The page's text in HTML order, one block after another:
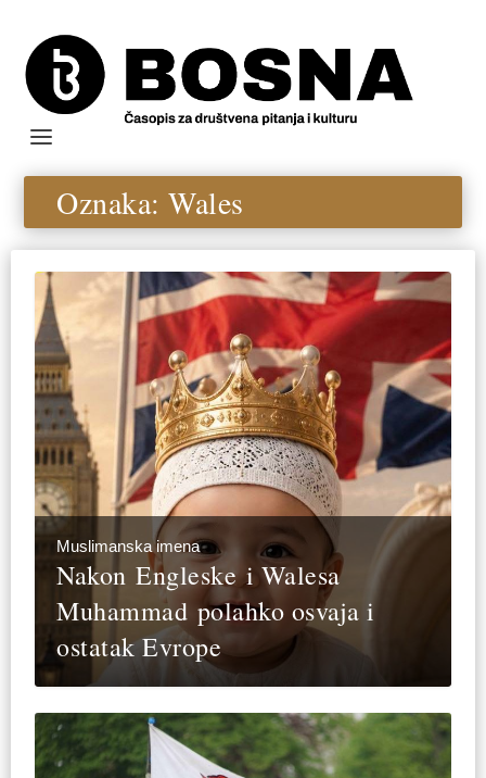
Oznaka:Wales
Muslimanska imena
Nakon Engleske i Walesa
Muhammad polahko osvaja i
ostatak Evrope